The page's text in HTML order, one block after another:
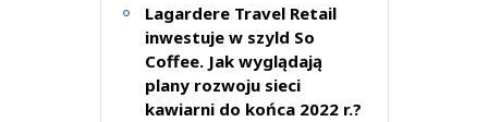
Lagardere Travel Retail
inwestuje w szyld So
Coffee. Jak wyglądają
plany rozwoju sieci
kawiarni do końca 2022 r.?